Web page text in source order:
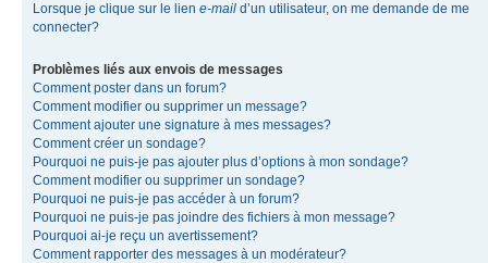
Lorsque je clique sur le lien e-mail d’un utilisateur, on me demande de me
connecter?
Problèmes liés aux envois de messages
Comment poster dans un forum?
Comment modifier ou supprimer un message?
Comment ajouter une signature à mes messages?
Comment créer un sondage?
Pourquoi ne puis-je pas ajouter plus d’options à mon sondage?
Comment modifier ou supprimer un sondage?
Pourquoi ne puis-je pas accéder à un forum?
Pourquoi ne puis-je pas joindre des fichiers à mon message?
Pourquoi ai-je reçu un avertissement?
Comment rapporter des messages à un modérateur?